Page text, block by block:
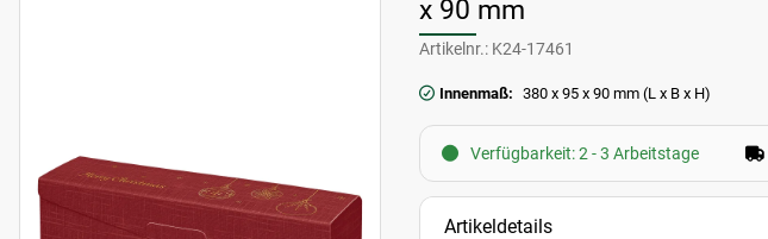
x 90 mm
Artikelnr.: K24-17461
Innenmaß: 380 x 95 x 90 mm (L x B x H)
Verfügbarkeit: 2 - 3 Arbeitstage
Artikeldetails